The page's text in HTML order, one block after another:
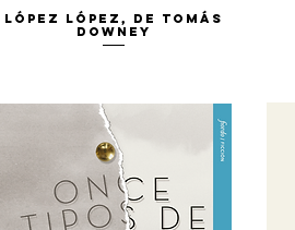
Vista rápida
López López, de Tomás
Downey